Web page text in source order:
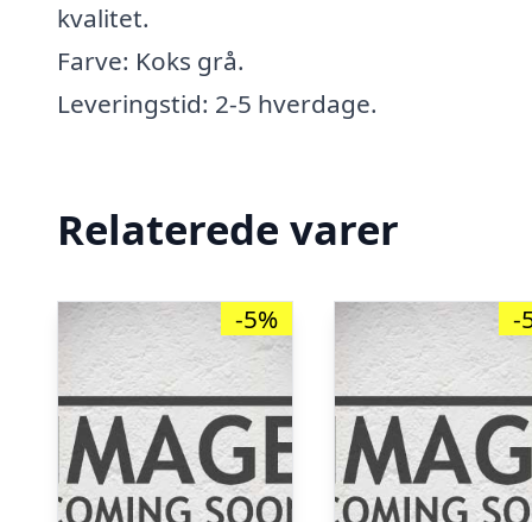
kvalitet.
Farve: Koks grå.
Leveringstid: 2-5 hverdage.
Relaterede varer
-5% -